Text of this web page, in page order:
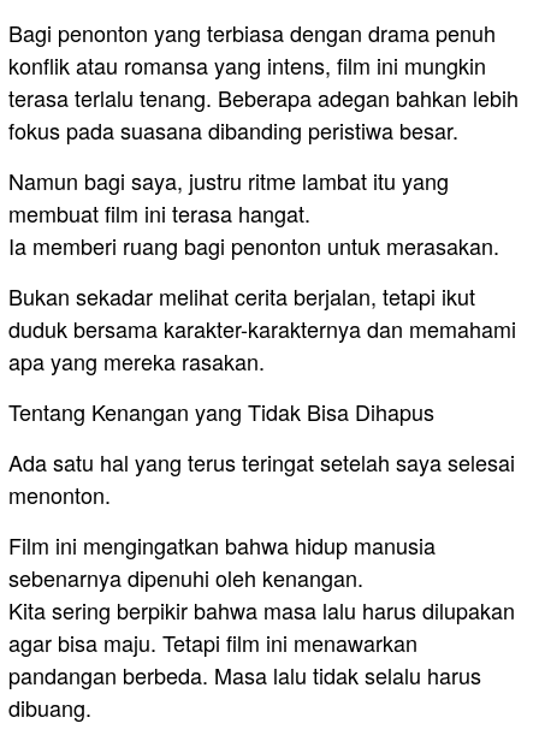
Bagi penonton yang terbiasa dengan drama penuh
konflik atau romansa yang intens, film ini mungkin
terasa terlalu tenang. Beberapa adegan bahkan lebih
fokus pada suasana dibanding peristiwa besar.
Namun bagi saya, justru ritme lambat itu yang
membuat film ini terasa hangat.
Ia memberi ruang bagi penonton untuk merasakan.
Bukan sekadar melihat cerita berjalan, tetapi ikut
duduk bersama karakter-karakternya dan memahami
apa yang mereka rasakan.
Tentang Kenangan yang Tidak Bisa Dihapus
Ada satu hal yang terus teringat setelah saya selesai
menonton.
Film ini mengingatkan bahwa hidup manusia
sebenarnya dipenuhi oleh kenangan.
Kita sering berpikir bahwa masa lalu harus dilupakan
agar bisa maju. Tetapi film ini menawarkan
pandangan berbeda. Masa lalu tidak selalu harus
dibuang.